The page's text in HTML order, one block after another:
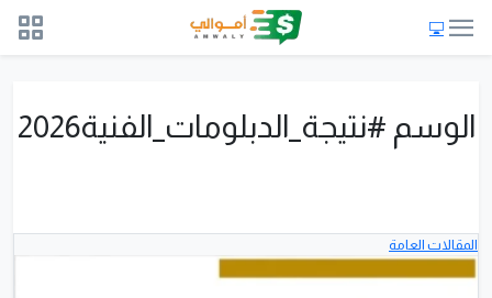
الوسم #نتيجة_الدبلومات_الفنية2026
المقالات العامة